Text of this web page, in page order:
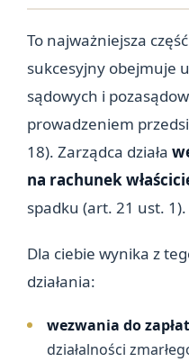
To najważniejsza
sukcesyjny obejmuje
sądowych i
prowadzeniem
18). Zarządca działa
na rachunek
spadku (art. 21 ust. 1).
Dla ciebie wynika z
działania:
wezwania do
działalności